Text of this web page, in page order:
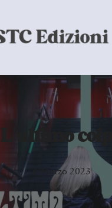
L’ultimo colpo
6 Marzo 2023